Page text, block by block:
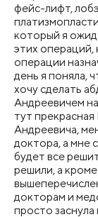
фейс-лифт,
который я
этих операций,
операции
день я поняла,
хочу сделать
Андреевичем
тут
Андреевича,
доктора, а мне
будет все
решили, а
докторам и
просто